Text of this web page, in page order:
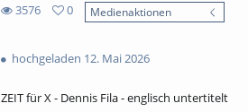
3576
views
0
Medienaktionen
hochgeladen 12. Mai 2026
ZEIT für X - Dennis Fila - englisch untertitelt